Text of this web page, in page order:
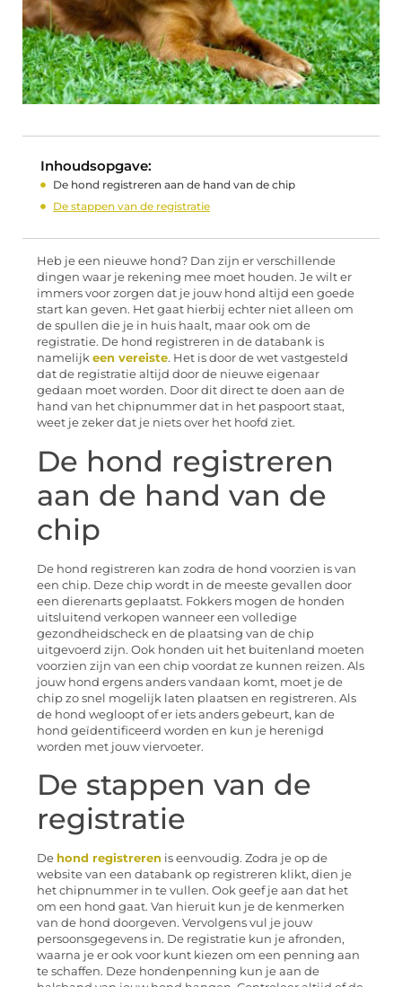
Inhoudsopgave:
De hond registreren aan de hand van de chip
De stappen van de registratie
Heb je een nieuwe hond? Dan zijn er verschillende
dingen waar je rekening mee moet houden. Je wilt er
immers voor zorgen dat je jouw hond altijd een goede
start kan geven. Het gaat hierbij echter niet alleen om
de spullen die je in huis haalt, maar ook om de
registratie. De hond registreren in de databank is
namelijk een vereiste. Het is door de wet vastgesteld
dat de registratie altijd door de nieuwe eigenaar
gedaan moet worden. Door dit direct te doen aan de
hand van het chipnummer dat in het paspoort staat,
weet je zeker dat je niets over het hoofd ziet.
De hond registreren
aan de hand van de
chip
De hond registreren kan zodra de hond voorzien is van
een chip. Deze chip wordt in de meeste gevallen door
een dierenarts geplaatst. Fokkers mogen de honden
uitsluitend verkopen wanneer een volledige
gezondheidscheck en de plaatsing van de chip
uitgevoerd zijn. Ook honden uit het buitenland moeten
voorzien zijn van een chip voordat ze kunnen reizen. Als
jouw hond ergens anders vandaan komt, moet je de
chip zo snel mogelijk laten plaatsen en registreren. Als
de hond wegloopt of er iets anders gebeurt, kan de
hond geïdentificeerd worden en kun je herenigd
worden met jouw viervoeter.
De stappen van de
registratie
De hond registreren is eenvoudig. Zodra je op de
website van een databank op registreren klikt, dien je
het chipnummer in te vullen. Ook geef je aan dat het
om een hond gaat. Van hieruit kun je de kenmerken
van de hond doorgeven. Vervolgens vul je jouw
persoonsgegevens in. De registratie kun je afronden,
waarna je er ook voor kunt kiezen om een penning aan
te schaffen. Deze hondenpenning kun je aan de